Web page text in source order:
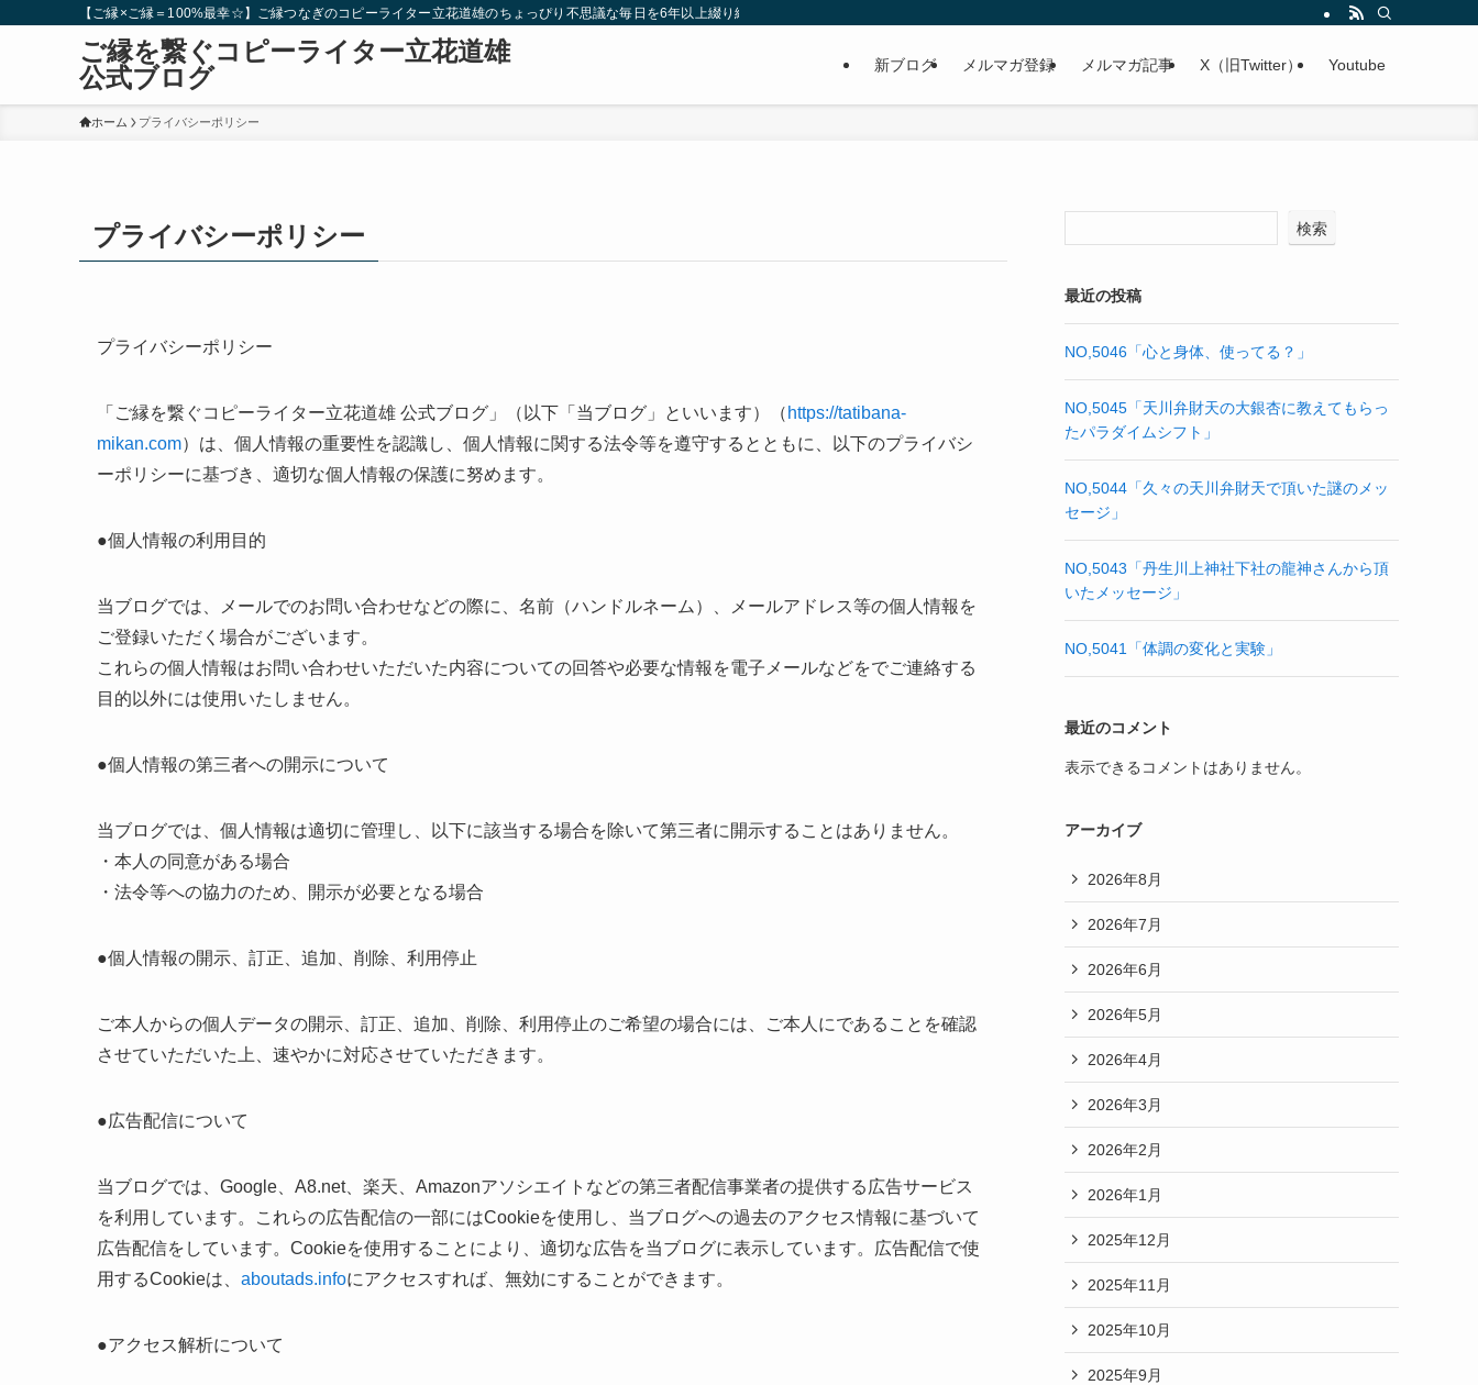
【ご縁×ご縁＝100%最幸☆】ご縁つなぎのコピーライター立花道雄のちょっぴり不思議な毎日を6年以上綴り続けたブログです。私が見つけた【ご縁を魅き寄せる秘密の法則】を全公開します！
ご縁を繋ぐコピーライター立花道雄
公式ブログ
新ブログ メルマガ登録 メルマガ記事 X（旧Twitter） Youtube
ホーム プライバシーポリシー
プライバシーポリシー
プライバシーポリシー
「ご縁を繋ぐコピーライター立花道雄 公式ブログ」（以下「当ブログ」といいます）（ https://tatibana-
mikan.com）は、個人情報の重要性を認識し、個人情報に関する法令等を遵守するとともに、以下のプライバシ
ーポリシーに基づき、適切な個人情報の保護に努めます。
●個人情報の利用目的
当ブログでは、メールでのお問い合わせなどの際に、名前（ハンドルネーム）、メールアドレス等の個人情報を
ご登録いただく場合がございます。
これらの個人情報はお問い合わせいただいた内容についての回答や必要な情報を電子メールなどをでご連絡する
目的以外には使用いたしません。
●個人情報の第三者への開示について
当ブログでは、個人情報は適切に管理し、以下に該当する場合を除いて第三者に開示することはありません。
・本人の同意がある場合
・法令等への協力のため、開示が必要となる場合
●個人情報の開示、訂正、追加、削除、利用停止
ご本人からの個人データの開示、訂正、追加、削除、利用停止のご希望の場合には、ご本人にであることを確認
させていただいた上、速やかに対応させていただきます。
●広告配信について
当ブログでは、Google、A8.net、楽天、Amazonアソシエイトなどの第三者配信事業者の提供する広告サービス
を利用しています。これらの広告配信の一部にはCookieを使用し、当ブログへの過去のアクセス情報に基づいて
広告配信をしています。Cookieを使用することにより、適切な広告を当ブログに表示しています。広告配信で使
用するCookieは、 aboutads.infoにアクセスすれば、無効にすることができます。
●アクセス解析について
検索
最近の投稿
NO,5046「心と身体、使ってる？」
NO,5045「天川弁財天の大銀杏に教えてもらっ
たパラダイムシフト」
NO,5044「久々の天川弁財天で頂いた謎のメッ
セージ」
NO,5043「丹生川上神社下社の龍神さんから頂
いたメッセージ」
NO,5041「体調の変化と実験」
最近のコメント
表示できるコメントはありません。
アーカイブ
2026年8月
2026年7月
2026年6月
2026年5月
2026年4月
2026年3月
2026年2月
2026年1月
2025年12月
2025年11月
2025年10月
2025年9月